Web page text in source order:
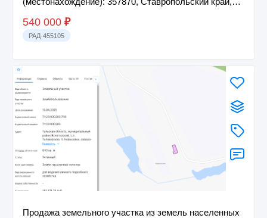
540 000 ₽
РАД-455105
Продажа земельного участка из земель населенных